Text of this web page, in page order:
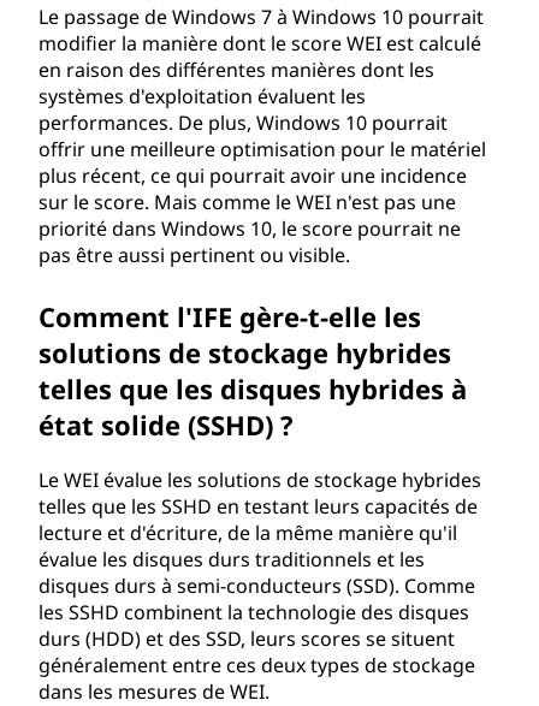
Le passage de Windows 7 à Windows 10 pourrait
modifier la manière dont le score WEI est calculé
en raison des différentes manières dont les
systèmes d'exploitation évaluent les
performances. De plus, Windows 10 pourrait
offrir une meilleure optimisation pour le matériel
plus récent, ce qui pourrait avoir une incidence
sur le score. Mais comme le WEI n'est pas une
priorité dans Windows 10, le score pourrait ne
pas être aussi pertinent ou visible.
Comment l'IFE gère-t-elle les
solutions de stockage hybrides
telles que les disques hybrides à
état solide (SSHD) ?
Le WEI évalue les solutions de stockage hybrides
telles que les SSHD en testant leurs capacités de
lecture et d'écriture, de la même manière qu'il
évalue les disques durs traditionnels et les
disques durs à semi-conducteurs (SSD). Comme
les SSHD combinent la technologie des disques
durs (HDD) et des SSD, leurs scores se situent
généralement entre ces deux types de stockage
dans les mesures de WEI.